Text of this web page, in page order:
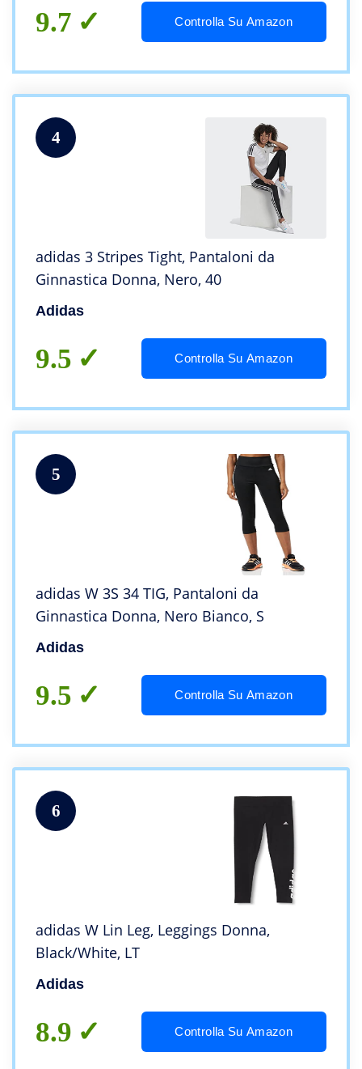
9.7 Controlla Su Amazon
4
adidas 3 Stripes Tight, Pantaloni da
Ginnastica Donna, Nero, 40
Adidas
9.5 Controlla Su Amazon
5
adidas W 3S 34 TIG, Pantaloni da
Ginnastica Donna, Nero Bianco, S
Adidas
9.5 Controlla Su Amazon
6
adidas W Lin Leg, Leggings Donna,
Black/White, LT
Adidas
8.9 Controlla Su Amazon